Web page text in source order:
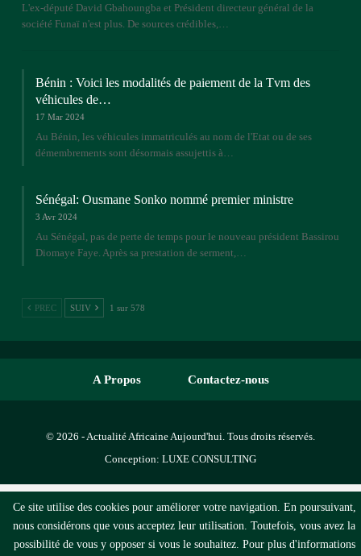
L'ex-député David Gbahoungba et Président directeur général de la
société Funaï n'est plus. De sources crédibles,…
Bénin : Voici les modalités de paiement de la Tvm des
véhicules de…
17 Mar 2024
Au Bénin, les véhicules immatriculés au nom de l'Etat ou de ses
démembrements sont désormais assujettis à…
Sénégal: Ousmane Sonko nommé premier ministre
3 Avr 2024
Au Sénégal, pas de perte de temps pour le nouveau président Bassirou
Diomaye Faye. Après sa prestation de serment,…
PREC SUIV 1 sur 578
A Propos Contactez-nous
© 2026 - Actualité Africaine Aujourd'hui. Tous droits réservés.
Conception: LUXE CONSULTING
Ce site utilise des cookies pour améliorer votre navigation. En poursuivant,
nous considérons que vous acceptez leur utilisation. Toutefois, vous avez la
possibilité de vous y opposer si vous le souhaitez. Pour plus d'informations